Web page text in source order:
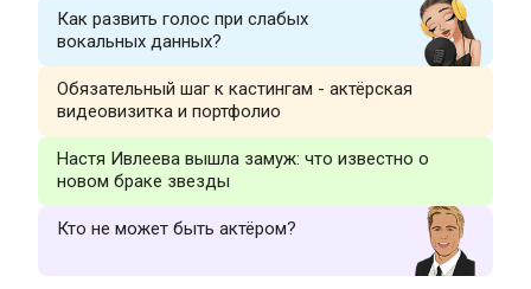
Как развить голос при слабых
вокальных данных?
Обязательный шаг к кастингам - актёрская
видеовизитка и портфолио
Настя Ивлеева вышла замуж: что известно о
новом браке звезды
Кто не может быть актёром?